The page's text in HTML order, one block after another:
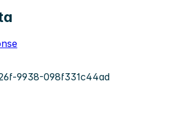
9938-098f331c44ad